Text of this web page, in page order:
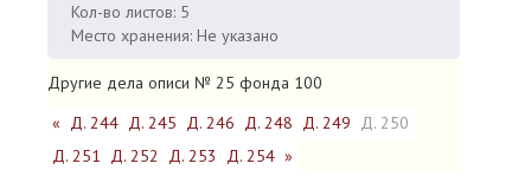
Кол-во листов: 5
Место хранения: Не указано
Другие дела описи № 25 фонда 100
« Д. 244 Д. 245 Д. 246 Д. 248 Д. 249 Д. 250
Д. 251 Д. 252 Д. 253 Д. 254 »